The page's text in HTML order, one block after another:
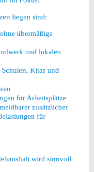
liegen sind:
übermäßige
und lokalen
Kitas und
für Arbeitsplätze
zusätzlicher
für
wird sinnvoll